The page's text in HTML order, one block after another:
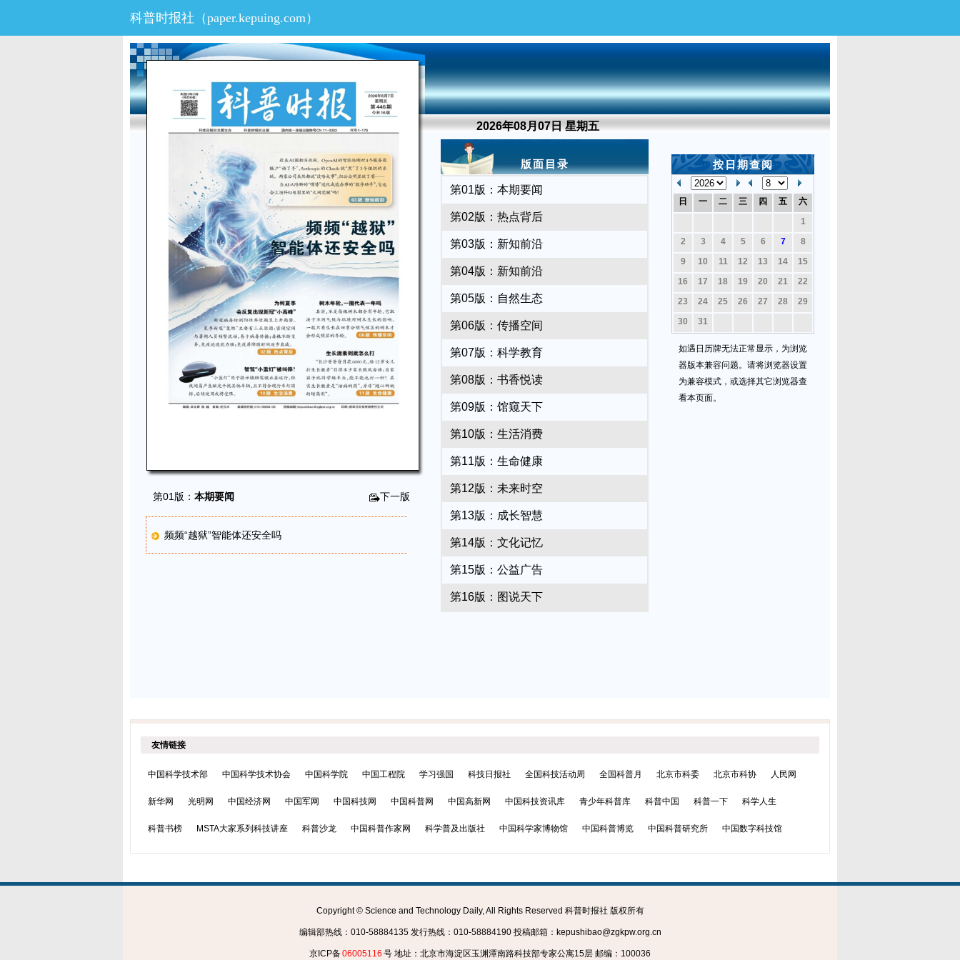
科普时报社（paper.kepuing.com）
第01版： 本期要闻 下一版
频频“越狱”智能体还安全吗
2026年08月07日 星期五
版面目录
第01版：本期要闻
第02版：热点背后
第03版：新知前沿
第04版：新知前沿
第05版：自然生态
第06版：传播空间
第07版：科学教育
第08版：书香悦读
第09版：馆窥天下
第10版：生活消费
第11版：生命健康
第12版：未来时空
第13版：成长智慧
第14版：文化记忆
第15版：公益广告
第16版：图说天下
按日期查阅
日 一 二 三 四 五
六
1
2
3 4 5 6 7
8
9
10 11 12 13 14
15
16
17 18 19 20 21
22
23
24 25 26 27 28
29
30
31
如遇日历牌无法正常显示，为浏览
器版本兼容问题。请将浏览器设置
为兼容模式，或选择其它浏览器查
看本页面。
友情链接
中国科学技术部 中国科学技术协会 中国科学院 中国工程院 学习强国 科技日报社 全国科技活动周 全国科普月 北京市科委 北京市科协 人民网
新华网 光明网 中国经济网 中国军网 中国科技网 中国科普网 中国高新网 中国科技资讯库 青少年科普库 科普中国 科普一下 科学人生
科普书榜 MSTA大家系列科技讲座 科普沙龙 中国科普作家网 科学普及出版社 中国科学家博物馆 中国科普博览 中国科普研究所 中国数字科技馆
Copyright © Science and Technology Daily, All Rights Reserved 科普时报社 版权所有
编辑部热线：010-58884135 发行热线：010-58884190 投稿邮箱：kepushibao@zgkpw.org.cn
京ICP备06005116 号 地址：北京市海淀区玉渊潭南路科技部专家公寓15层 邮编：100036